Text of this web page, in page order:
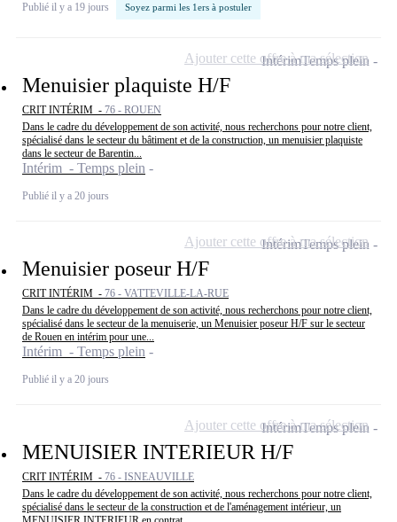
Publié il y a 19 jours Soyez parmi les 1ers à postuler
Menuisier plaquiste H/F
CRIT INTÉRIM - 76 - ROUEN
Dans le cadre du développement de son activité, nous recherchons pour notre client,
spécialisé dans le secteur du bâtiment et de la construction, un menuisier plaquiste
dans le secteur de Barentin...
Intérim - Temps plein
Publié il y a 20 jours
IntérimTemps plein
Ajouter cette offre à ma sélection
Menuisier poseur H/F
CRIT INTÉRIM - 76 - VATTEVILLE-LA-RUE
Dans le cadre du développement de son activité, nous recherchons pour notre client,
spécialisé dans le secteur de la menuiserie, un Menuisier poseur H/F sur le secteur
de Rouen en intérim pour une...
Intérim - Temps plein
Publié il y a 20 jours
IntérimTemps plein
Ajouter cette offre à ma sélection
MENUISIER INTERIEUR H/F
CRIT INTÉRIM - 76 - ISNEAUVILLE
Dans le cadre du développement de son activité, nous recherchons pour notre client,
spécialisé dans le secteur de la construction et de l'aménagement intérieur, un
IntérimTemps plein
Ajouter cette offre à ma sélection